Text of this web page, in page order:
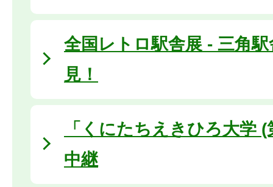
全国レトロ駅舎展 - 三角
見！
「くにたちえきひろ大学
中継